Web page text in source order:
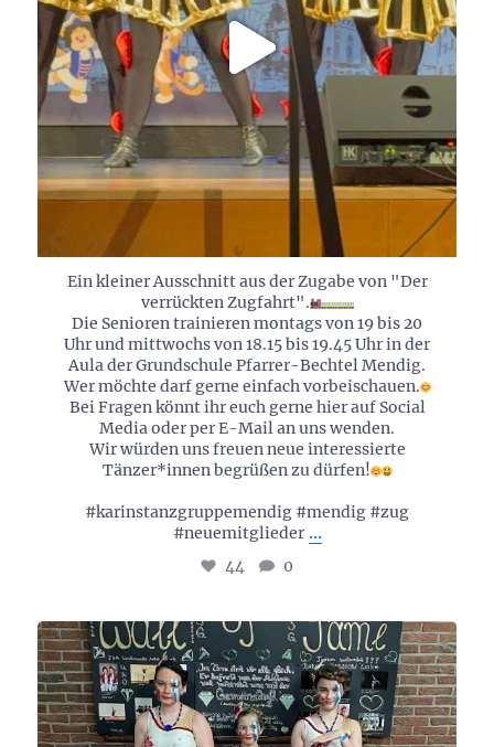
Ein kleiner Ausschnitt aus der Zugabe von "Der
verrückten Zugfahrt".
Die Senioren trainieren montags von 19 bis 20
Uhr und mittwochs von 18.15 bis 19.45 Uhr in der
Aula der Grundschule Pfarrer-Bechtel Mendig.
Wer möchte darf gerne einfach vorbeischauen.
Bei Fragen könnt ihr euch gerne hier auf Social
Media oder per E-Mail an uns wenden.
Wir würden uns freuen neue interessierte
Tänzer*innen begrüßen zu dürfen!
#karinstanzgruppemendig #mendig #zug
#neuemitglieder ...
44 0